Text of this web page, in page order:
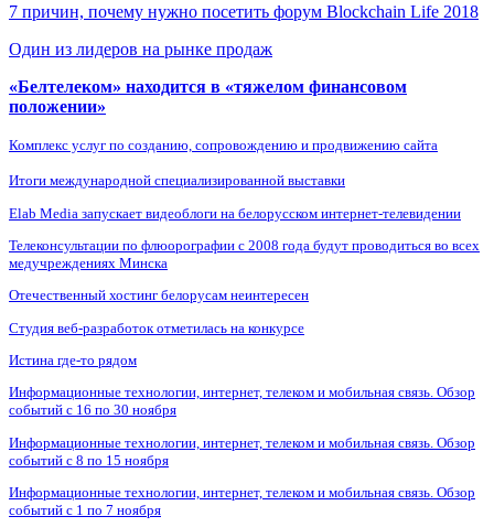
7 причин, почему нужно посетить форум Blockchain Life 2018
Один из лидеров на рынке продаж
«Белтелеком» находится в «тяжелом финансовом
положении»
Комплекс услуг по созданию, сопровождению и продвижению сайта
Итоги международной специализированной выставки
Elab Media запускает видеоблоги на белорусском интернет-телевидении
Телеконсультации по флюорографии с 2008 года будут проводиться во всех
медучреждениях Минска
Отечественный хостинг белорусам неинтересен
Студия веб-разработок отметилась на конкурсе
Истина где-то рядом
Информационные технологии, интернет, телеком и мобильная связь. Обзор
событий с 16 по 30 ноября
Информационные технологии, интернет, телеком и мобильная связь. Обзор
событий с 8 по 15 ноября
Информационные технологии, интернет, телеком и мобильная связь. Обзор
событий с 1 по 7 ноября